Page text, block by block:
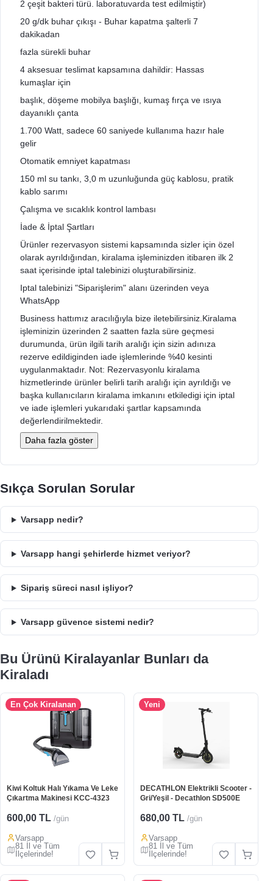
2 çeşit bakteri türü. laboratuvarda test edilmiştir)
20 g/dk buhar çıkışı - Buhar kapatma şalterli 7
dakikadan
fazla sürekli buhar
4 aksesuar teslimat kapsamına dahildir: Hassas
kumaşlar için
başlık, döşeme mobilya başlığı, kumaş fırça ve ısıya
dayanıklı çanta
1.700 Watt, sadece 60 saniyede kullanıma hazır hale
gelir
Otomatik emniyet kapatması
150 ml su tankı, 3,0 m uzunluğunda güç kablosu, pratik
kablo sarımı
Çalışma ve sıcaklık kontrol lambası
İade & İptal Şartları
Ürünler rezervasyon sistemi kapsamında sizler için özel
olarak ayrıldığından, kiralama işleminizden itibaren ilk 2
saat içerisinde iptal talebinizi oluşturabilirsiniz.
Iptal talebinizi "Siparişlerim" alanı üzerinden veya
WhatsApp
Business hattımız aracılığıyla bize iletebilirsiniz.Kiralama
işleminizin üzerinden 2 saatten fazla süre geçmesi
durumunda, ürün ilgili tarih aralığı için sizin adınıza
rezerve edildiginden iade işlemlerinde %40 kesinti
uygulanmaktadır. Not: Rezervasyonlu kiralama
hizmetlerinde ürünler belirli tarih aralığı için ayrıldığı ve
başka kullanıcıların kiralama imkanını etkiledigi için iptal
ve iade işlemleri yukarıdaki şartlar kapsamında
değerlendirilmektedir.
Daha fazla göster
Sıkça Sorulan Sorular
Varsapp nedir?
Varsapp hangi şehirlerde hizmet veriyor?
Sipariş süreci nasıl işliyor?
Varsapp güvence sistemi nedir?
Bu Ürünü Kiralayanlar Bunları da
Kiraladı
En Çok Kiralanan
Kiwi Koltuk Halı Yıkama Ve Leke
Çıkartma Makinesi KCC-4323
600,00 TL /gün
Varsapp
81 İl ve Tüm
İlçelerinde!
Yeni
DECATHLON Elektrikli Scooter -
Gri/Yeşil - Decathlon SD500E
680,00 TL /gün
Varsapp
81 İl ve Tüm
İlçelerinde!